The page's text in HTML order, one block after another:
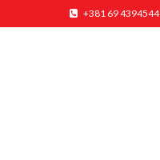
+381 69 4394544